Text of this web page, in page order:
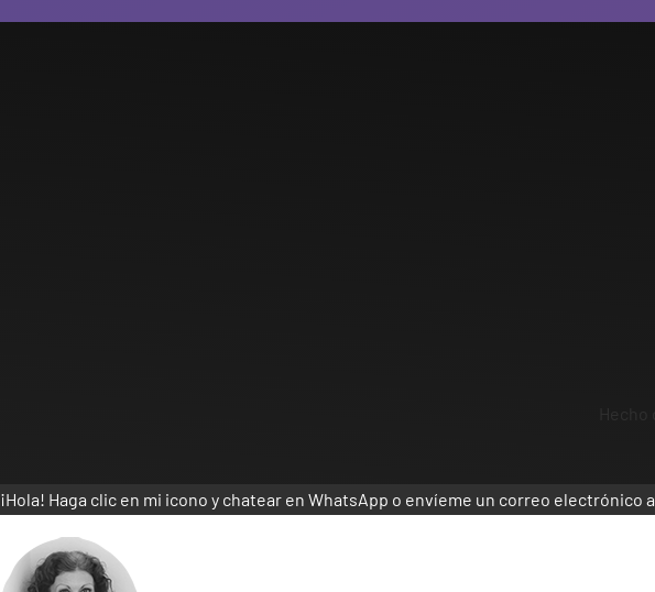
¡Hola! Haga clic en mi icono y chatear en WhatsApp o envíeme un correo electrónico a